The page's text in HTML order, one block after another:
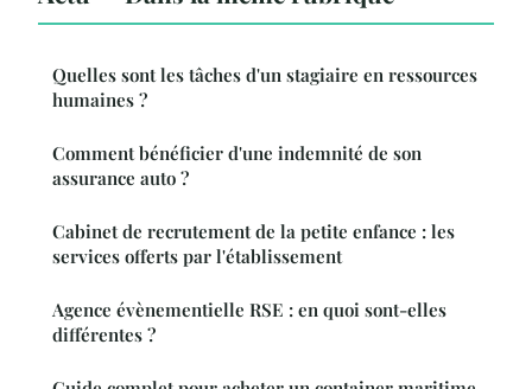
Quelles sont les tâches d'un stagiaire en ressources
humaines ?
Comment bénéficier d'une indemnité de son
assurance auto ?
Cabinet de recrutement de la petite enfance : les
services offerts par l'établissement
Agence évènementielle RSE : en quoi sont-elles
différentes ?